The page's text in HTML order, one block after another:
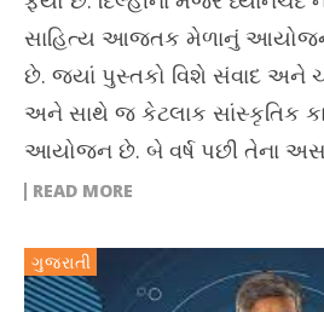
સાહિત્ય આજતક મેળાનું આયોજન
છે. જ્યાં પુસ્તકો વિશે સંવાદ અને
અને સાથે જ કેટલાક સાંસ્કૃતિક
આયોજન છે. બે વર્ષ પછી તેના
READ MORE
ગુજરાતી